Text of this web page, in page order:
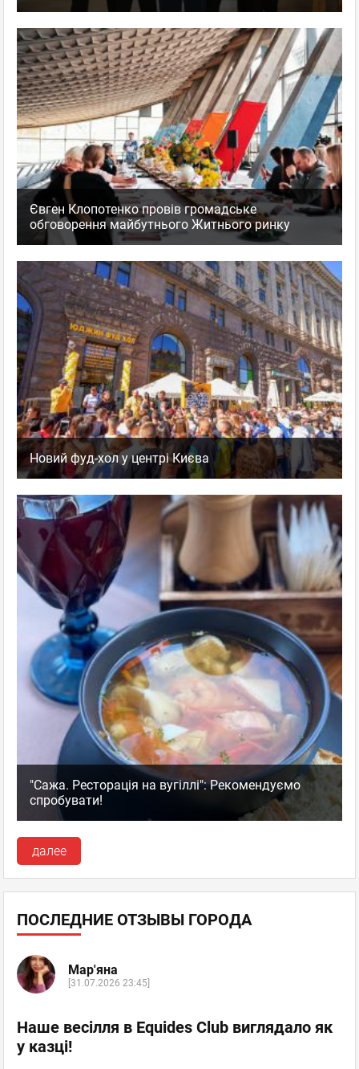
Євген Клопотенко провів громадське
обговорення майбутнього Житнього ринку
Новий фуд-хол у центрі Києва
"Сажа. Ресторація на вугіллі": Рекомендуємо
спробувати!
далее
ПОСЛЕДНИЕ ОТЗЫВЫ ГОРОДА
Мар'яна
[31.07.2026 23:45]
Наше весілля в Equides Club виглядало як
у казці!